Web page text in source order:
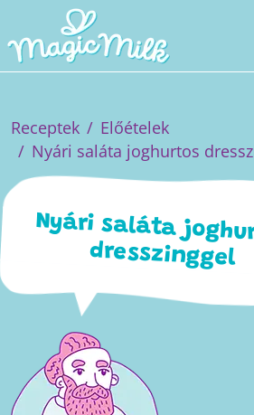
Receptek
Előételek
Nyári saláta joghurtos
Nyári saláta
dresszinggel